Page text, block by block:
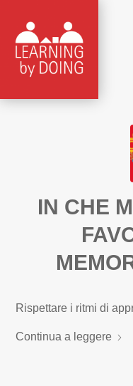
IN CHE
Rispettare i ritmi di
Continua a leggere